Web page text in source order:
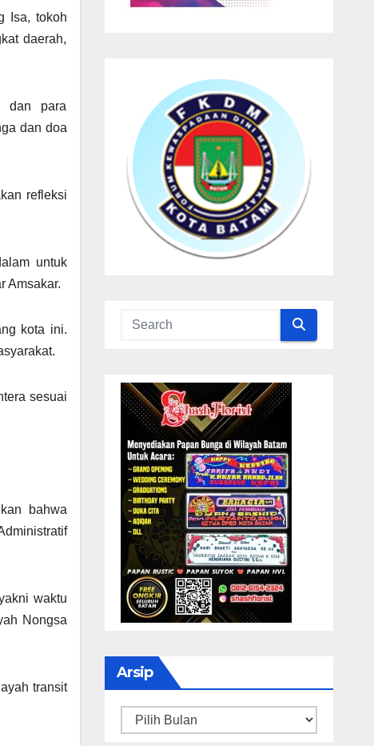
Isa, tokoh
daerah,
dan para
dan doa
refleksi
untuk
Amsakar.
kota ini.
sesuai
bahwa
waktu
Nongsa
transit
Arsip
Arsip